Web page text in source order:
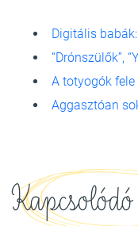
Digitális
“Drónszülők”,
A totyogók
Aggasztóan